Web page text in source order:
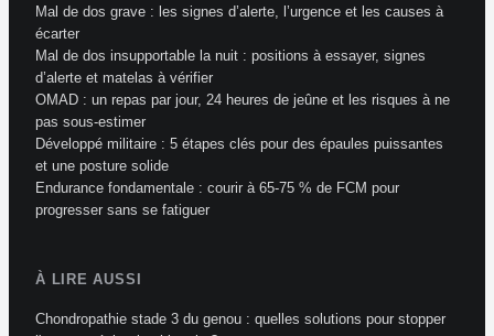
Mal de dos grave : les signes d’alerte, l’urgence et les causes à
écarter
Mal de dos insupportable la nuit : positions à essayer, signes
d’alerte et matelas à vérifier
OMAD : un repas par jour, 24 heures de jeûne et les risques à ne
pas sous-estimer
Développé militaire : 5 étapes clés pour des épaules puissantes
et une posture solide
Endurance fondamentale : courir à 65-75 % de FCM pour
progresser sans se fatiguer
À LIRE AUSSI
Chondropathie stade 3 du genou : quelles solutions pour stopper